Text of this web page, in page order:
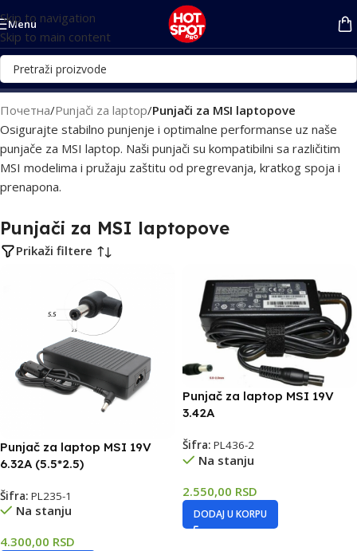
Skip to navigation
Skip to main content
Menu
Почетна/Punjači za laptop/Punjači za MSI laptopove
Osigurajte stabilno punjenje i optimalne performanse uz naše
punjače za MSI laptop. Naši punjači su kompatibilni sa različitim
MSI modelima i pružaju zaštitu od pregrevanja, kratkog spoja i
prenapona.
Punjači za MSI laptopove
Prikaži filtere
Punjač za laptop MSI 19V
6.32A (5.5*2.5)
Šifra: PL235-1
Na stanju
4.300,00 RSD
Punjač za laptop MSI 19V
3.42A
Šifra: PL436-2
Na stanju
2.550,00 RSD
DODAJ U KORPU